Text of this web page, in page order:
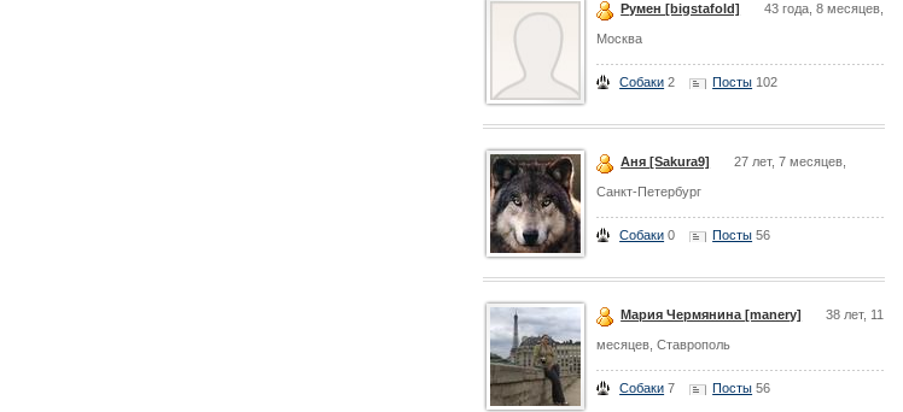
Румен [bigstafold] 43 года, 8 месяцев,
Москва
Собаки 2 Посты 102
Аня [Sakura9] 27 лет, 7 месяцев,
Санкт-Петербург
Собаки 0 Посты 56
Мария Чермянина [manery] 38 лет, 11
месяцев, Ставрополь
Собаки 7 Посты 56